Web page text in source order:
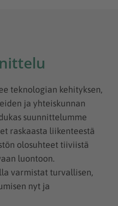
teknologian kehityksen,
ja yhteiskunnan
suunnittelumme
raskaasta liikenteestä
olosuhteet tiiviistä
luontoon.
varmistat turvallisen,
nyt ja